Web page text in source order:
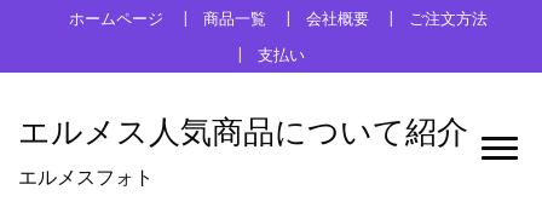
ホームページ 商品一覧 会社概要
ご注文方法
支払い
エルメス人気商品について紹介
エルメスフォト